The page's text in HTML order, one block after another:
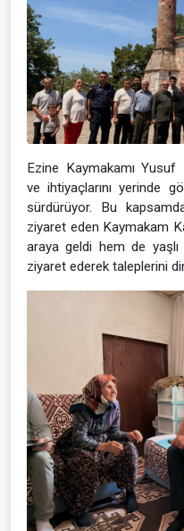
Ezine Kaymakamı Yusuf
ve ihtiyaçlarını yerinde
sürdürüyor. Bu
ziyaret eden Kaymakam
araya geldi hem de yaşlı
ziyaret ederek taleplerini